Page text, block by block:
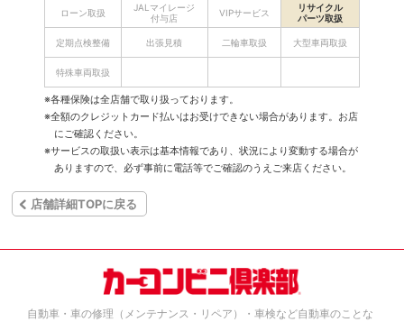
ローン取扱
JALマイレージ
付与店
VIPサービス
リサイクル
パーツ取扱
定期点検整備 出張見積 二輪車取扱 大型車両取扱
特殊車両取扱
※各種保険は全店舗で取り扱っております。
※全額のクレジットカード払いはお受けできない場合があります。お店
にご確認ください。
※サービスの取扱い表示は基本情報であり、状況により変動する場合が
ありますので、必ず事前に電話等でご確認のうえご来店ください。
店舗詳細TOPに戻る
自動車・車の修理（メンテナンス・リペア）・車検など自動車のことな